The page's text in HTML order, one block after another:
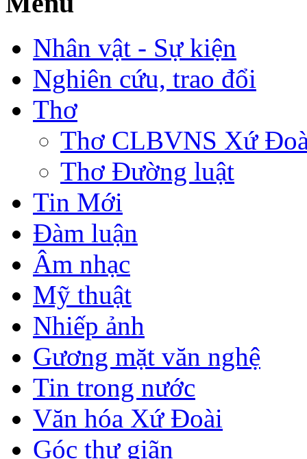
Nhân vật - Sự kiện
Nghiên cứu, trao đổi
Thơ
Thơ CLBVNS Xứ
Thơ Đường luật
Tin Mới
Đàm luận
Âm nhạc
Mỹ thuật
Nhiếp ảnh
Gương mặt văn nghệ
Tin trong nước
Văn hóa Xứ Đoài
Góc thư giãn